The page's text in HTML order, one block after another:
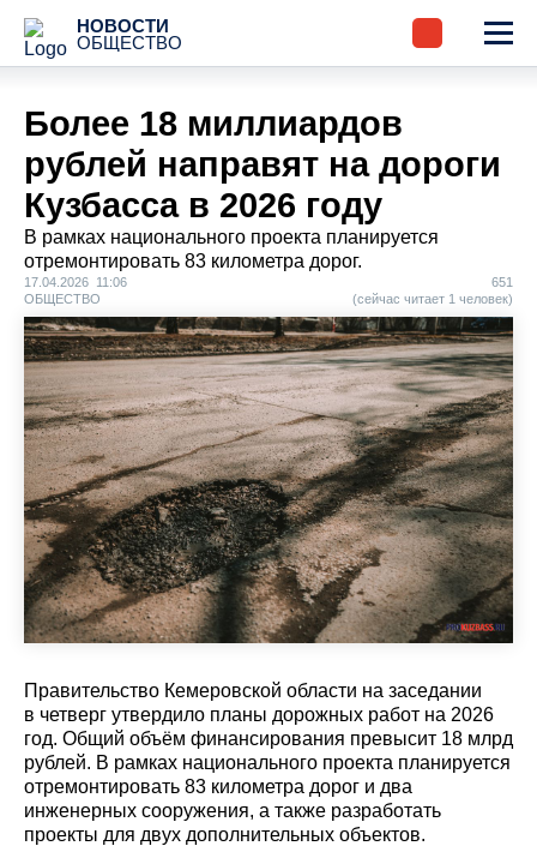
НОВОСТИ
ОБЩЕСТВО
Более 18 миллиардов
рублей направят на дороги
Кузбасса в 2026 году
В рамках национального проекта планируется
отремонтировать 83 километра дорог.
17.04.2026 11:06
ОБЩЕСТВО
651
(сейчас читает 1 человек)
Правительство Кемеровской области на заседании
в четверг утвердило планы дорожных работ на 2026
год. Общий объём финансирования превысит 18 млрд
рублей. В рамках национального проекта планируется
отремонтировать 83 километра дорог и два
инженерных сооружения, а также разработать
проекты для двух дополнительных объектов.